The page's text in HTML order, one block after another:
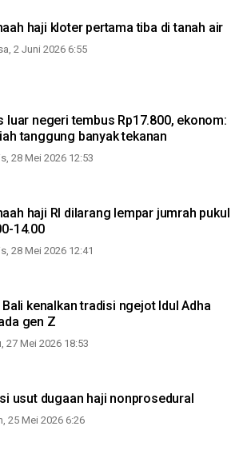
haji kloter pertama tiba di tanah air
2 Juni 2026 6:55
luar negeri tembus Rp17.800, ekonom:
tanggung banyak tekanan
28 Mei 2026 12:53
haji RI dilarang lempar jumrah pukul
14.00
28 Mei 2026 12:41
Bali kenalkan tradisi ngejot Idul Adha
gen Z
27 Mei 2026 18:53
usut dugaan haji nonprosedural
25 Mei 2026 6:26